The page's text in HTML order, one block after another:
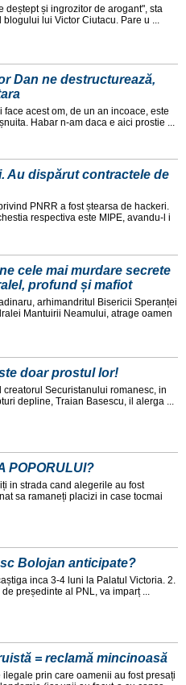
deștept și ingrozitor de arogant", sta
blogului lui Victor Ciutacu. Pare u ...
Dan ne destructurează,
face acest om, de un an incoace, este
Habar n-am daca e aici prostie ...
Au dispărut contractele de
PNRR a fost ștearsa de hackeri.
respectiva este MIPE, avandu-l i
cele mai murdare secrete
profund și mafiot
arhimandritul Bisericii Speranței
Mantuirii Neamului, atrage oamen
doar prostul lor!
creatorul Securistanului romanesc, in
depline, Traian Basescu, il alerga ...
POPORULUI?
in strada cand alegerile au fost
sa ramaneți placizi in case tocmai
Bolojan anticipate?
inca 3-4 luni la Palatul Victoria. 2.
președinte al PNL, va imparț ...
= reclamă mincinoasă
prin care oamenii au fost presați